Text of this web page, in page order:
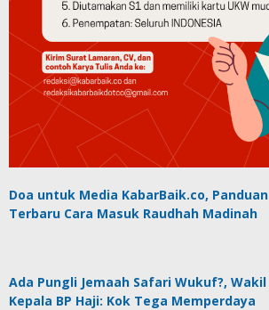
Doa untuk Media KabarBaik.co, Panduan
Terbaru Cara Masuk Raudhah Madinah
Ada Pungli Jemaah Safari Wukuf?, Wakil
Kepala BP Haji: Kok Tega Memperdaya